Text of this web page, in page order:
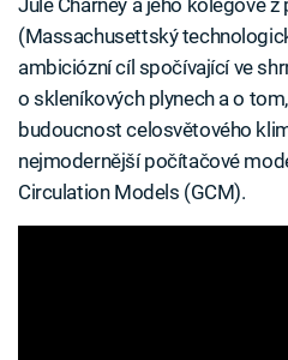
(Massachusettský
ambiciózní cíl spočívající ve
o skleníkových plynech a o
budoucnost celosvětového
nejmodernější počítačové
Circulation Models (GCM).